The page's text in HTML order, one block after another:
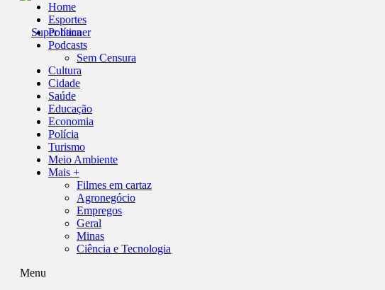
Home
Esportes
Política
Podcasts
Sem Censura
Cultura
Cidade
Saúde
Educação
Economia
Polícia
Turismo
Meio Ambiente
Mais +
Filmes em cartaz
Agronegócio
Empregos
Geral
Minas
Ciência e Tecnologia
Menu